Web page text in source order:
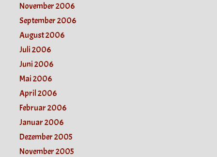
November 2006
September 2006
August 2006
Juli 2006
Juni 2006
Mai 2006
April 2006
Februar 2006
Januar 2006
Dezember 2005
November 2005